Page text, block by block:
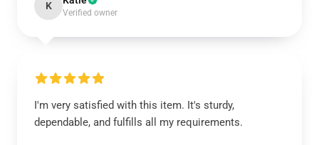
K
Verified owner
I'm very satisfied with this item. It's sturdy,
dependable, and fulfills all my requirements.